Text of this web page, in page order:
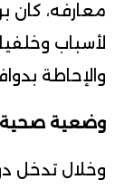
معارفه، كان
لأسباب
والإحاطة
وضعية صحية
وخلال تدخل